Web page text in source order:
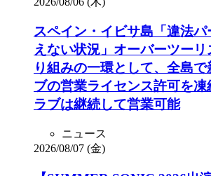
スペイン・イビサ島「違法パ
えない状況」オーバーツー
り組みの一環として、全島
ブの営業ライセンス許可を
ラブは継続して営業可能
ニュース
2026/08/07 (金)